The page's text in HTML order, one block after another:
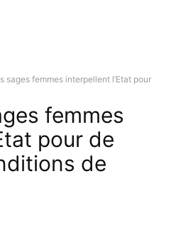
sages femmes interpellent l’Etat pour
femmes
pour de
de